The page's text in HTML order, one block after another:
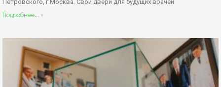
Петровского, г.Москва. Свои двери для будущих врачей
Подробнее... »